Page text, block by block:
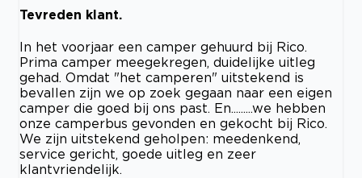
Tevreden klant.
In het voorjaar een camper gehuurd bij Rico.
Prima camper meegekregen, duidelijke uitleg
gehad. Omdat "het camperen" uitstekend is
bevallen zijn we op zoek gegaan naar een eigen
camper die goed bij ons past. En.........we hebben
onze camperbus gevonden en gekocht bij Rico.
We zijn uitstekend geholpen: meedenkend,
service gericht, goede uitleg en zeer
klantvriendelijk.